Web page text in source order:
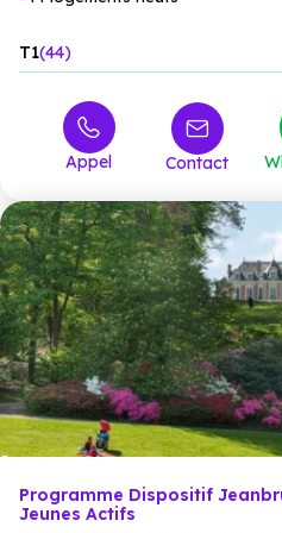
T1 44
Appel Contact
Programme Dispositif
Jeunes Actifs